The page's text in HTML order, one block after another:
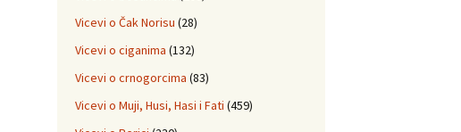
Vicevi o Čak Norisu (28)
Vicevi o ciganima (132)
Vicevi o crnogorcima (83)
Vicevi o Muji, Husi, Hasi i Fati (459)